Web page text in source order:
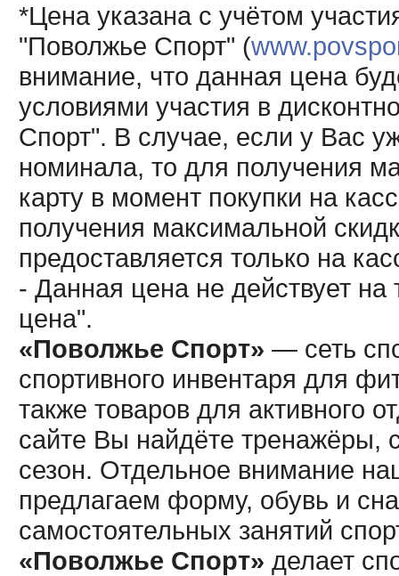
*Цена указана с учётом
"Поволжье Спорт" (
внимание, что данная цена
условиями участия в
Спорт". В случае, если у Вас
номинала, то для получения
карту в момент покупки на
получения максимальной
предоставляется только на
- Данная цена не действует
цена".
«Поволжье Спорт» — сеть
спортивного инвентаря для
также товаров для активного
сайте Вы найдёте тренажёры,
сезон. Отдельное внимание
предлагаем форму, обувь и
самостоятельных занятий
«Поволжье Спорт» делает